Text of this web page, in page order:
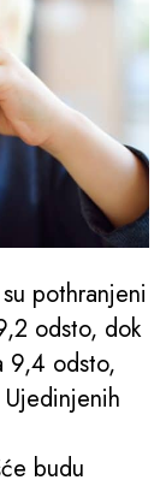
pothranjeni
odsto, dok
9,4 odsto,
budu